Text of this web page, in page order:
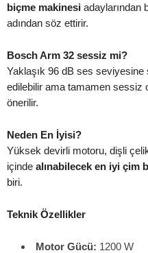
biçme makinesi adaylarından
adından söz ettirir.
Bosch Arm 32 sessiz mi?
Yaklaşık 96 dB ses
edilebilir ama tamamen sessiz
önerilir.
Neden En İyisi?
Yüksek devirli motoru, dişli
içinde alınabilecek en iyi çim
biri.
Teknik Özellikler
Motor Gücü: 1200 W